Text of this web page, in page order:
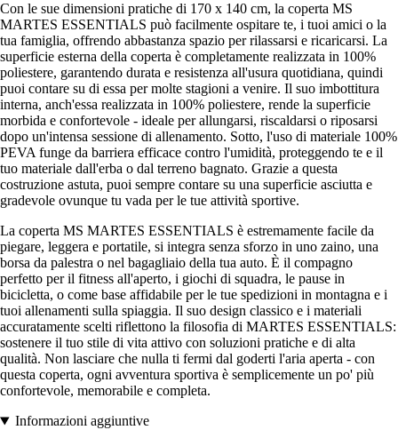
Con le sue dimensioni pratiche di 170 x 140 cm, la coperta MS
MARTES ESSENTIALS può facilmente ospitare te, i tuoi amici o la
tua famiglia, offrendo abbastanza spazio per rilassarsi e ricaricarsi. La
superficie esterna della coperta è completamente realizzata in 100%
poliestere, garantendo durata e resistenza all'usura quotidiana, quindi
puoi contare su di essa per molte stagioni a venire. Il suo imbottitura
interna, anch'essa realizzata in 100% poliestere, rende la superficie
morbida e confortevole - ideale per allungarsi, riscaldarsi o riposarsi
dopo un'intensa sessione di allenamento. Sotto, l'uso di materiale 100%
PEVA funge da barriera efficace contro l'umidità, proteggendo te e il
tuo materiale dall'erba o dal terreno bagnato. Grazie a questa
costruzione astuta, puoi sempre contare su una superficie asciutta e
gradevole ovunque tu vada per le tue attività sportive.
La coperta MS MARTES ESSENTIALS è estremamente facile da
piegare, leggera e portatile, si integra senza sforzo in uno zaino, una
borsa da palestra o nel bagagliaio della tua auto. È il compagno
perfetto per il fitness all'aperto, i giochi di squadra, le pause in
bicicletta, o come base affidabile per le tue spedizioni in montagna e i
tuoi allenamenti sulla spiaggia. Il suo design classico e i materiali
accuratamente scelti riflettono la filosofia di MARTES ESSENTIALS:
sostenere il tuo stile di vita attivo con soluzioni pratiche e di alta
qualità. Non lasciare che nulla ti fermi dal goderti l'aria aperta - con
questa coperta, ogni avventura sportiva è semplicemente un po' più
confortevole, memorabile e completa.
Informazioni aggiuntive